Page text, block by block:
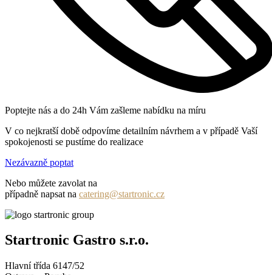
Poptejte nás a do 24h Vám zašleme nabídku na míru
V co nejkratší době odpovíme detailním návrhem a v případě Vaší
spokojenosti se pustíme do realizace
Nezávazně poptat
Nebo můžete zavolat na
případně napsat na catering@startronic.cz
Startronic Gastro s.r.o.
Hlavní třída 6147/52